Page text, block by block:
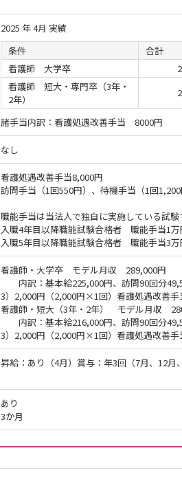
2025 年 4月 実績
条件
合計
看護師 大学卒
看護師 短大・専門卒（3年・
2年）
諸手当内訳：看護処遇改善手当 8000円
なし
看護処遇改善手当8,000円
訪問手当（1回550円）、待機手当（1回1,200
職能手当は当法人で独自に実施している試験
入職4年目以降職能試験合格者 職能手当1万
入職5年目以降職能試験合格者 職能手当3万
看護師・大学卒 モデル月収 289,000円
内訳：基本給225,000円、訪問90回分
3）2,000円（2,000円×1回）看護処遇改善手
看護師・短大（3年・2年） モデル月収
内訳：基本給216,000円、訪問90回分
3）2,000円（2,000円×1回）看護処遇改善手
昇給：あり（4月）賞与：年3回（7月、12月
あり
3か月